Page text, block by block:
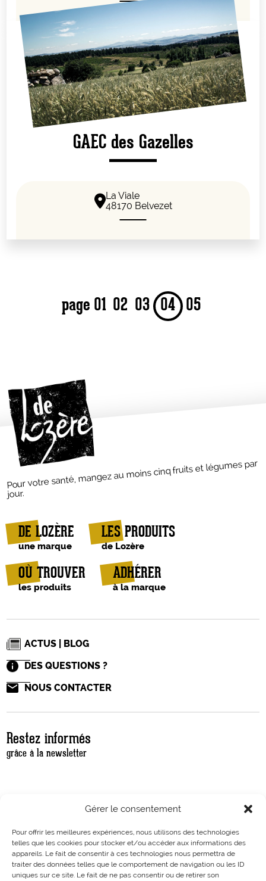
Gérer le consentement
Pour offrir les meilleures expériences, nous utilisons des technologies
telles que les cookies pour stocker et/ou accéder aux informations des
appareils. Le fait de consentir à ces technologies nous permettra de
traiter des données telles que le comportement de navigation ou les ID
uniques sur ce site. Le fait de ne pas consentir ou de retirer son
GAEC des Gazelles
La Viale
48170 Belvezet
page 01 02 03 04 05
Pour votre santé, mangez au moins cinq fruits et légumes par
jour.
DE LOZÈRE
une marque
LES PRODUITS
de Lozère
OÙ TROUVER
les produits
ADHÉRER
à la marque
ACTUS | BLOG
DES QUESTIONS ?
NOUS CONTACTER
Restez informés
grâce à la newsletter